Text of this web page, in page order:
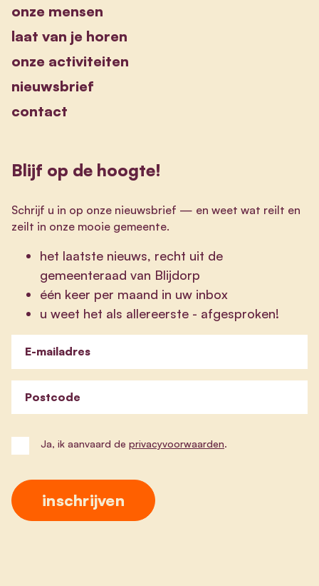
onze mensen
laat van je horen
onze activiteiten
nieuwsbrief
contact
Blijf op de hoogte!
Schrijf u in op onze nieuwsbrief — en weet wat reilt en
zeilt in onze mooie gemeente.
het laatste nieuws, recht uit de
gemeenteraad van Blijdorp
één keer per maand in uw inbox
u weet het als allereerste - afgesproken!
E-mailadres
Postcode
Ja, ik aanvaard de privacyvoorwaarden.